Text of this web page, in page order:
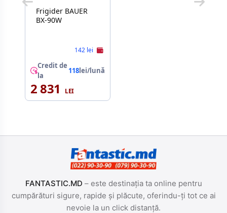
Frigider BAUER
BX-90W
142 lei
Credit de
la
118lei/lună
2 831
FANTASTIC.MD – este destinația ta online pentru
cumpărături sigure, rapide și plăcute, oferindu-ți tot ce ai
nevoie la un click distanță.